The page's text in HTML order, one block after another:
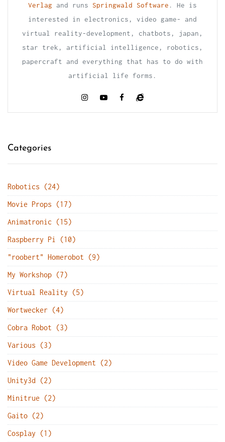
Verlag and runs Springwald Software . He is
interested in electronics, video game- and
virtual reality-development, chatbots, japan,
star trek, artificial intelligence, robotics,
papercraft and everything that has to do with
artificial life forms.
Categories
Robotics (24)
Movie Props (17)
Animatronic (15)
Raspberry Pi (10)
"roobert" Homerobot (9)
My Workshop (7)
Virtual Reality (5)
Wortwecker (4)
Cobra Robot (3)
Various (3)
Video Game Development (2)
Unity3d (2)
Minitrue (2)
Gaito (2)
Cosplay (1)